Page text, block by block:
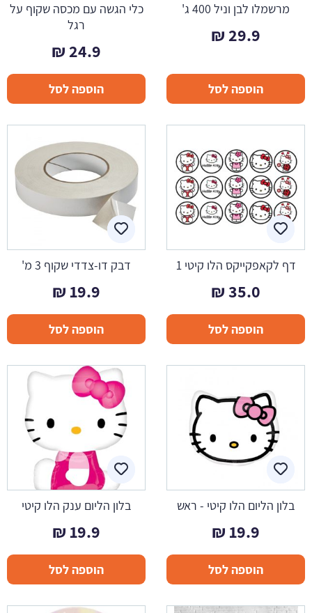
מרשמלו לבן וניל 400 ג'
29.9
₪
הוספה לסל
כלי הגשה עם מכסה שקוף על
רגל
24.9
₪
הוספה לסל
דף לקאפקייקס הלו קיטי 1
35.0
₪
הוספה לסל
דבק דו-צדדי שקוף 3 מ'
19.9
₪
הוספה לסל
בלון הליום הלו קיטי - ראש
19.9
₪
הוספה לסל
בלון הליום ענק הלו קיטי
19.9
₪
הוספה לסל